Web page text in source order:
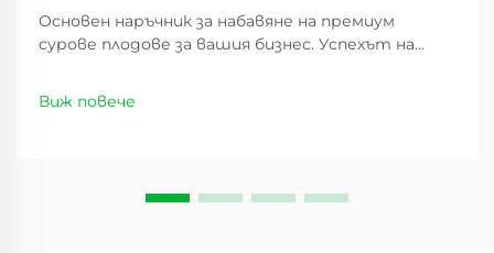
Основен наръчник за набавяне на премиум
сурове плодове за вашия бизнес. Успехът на
партньорство с надеждни доставчици на
сурове плодове, които постоянно предлагат
Виж повече